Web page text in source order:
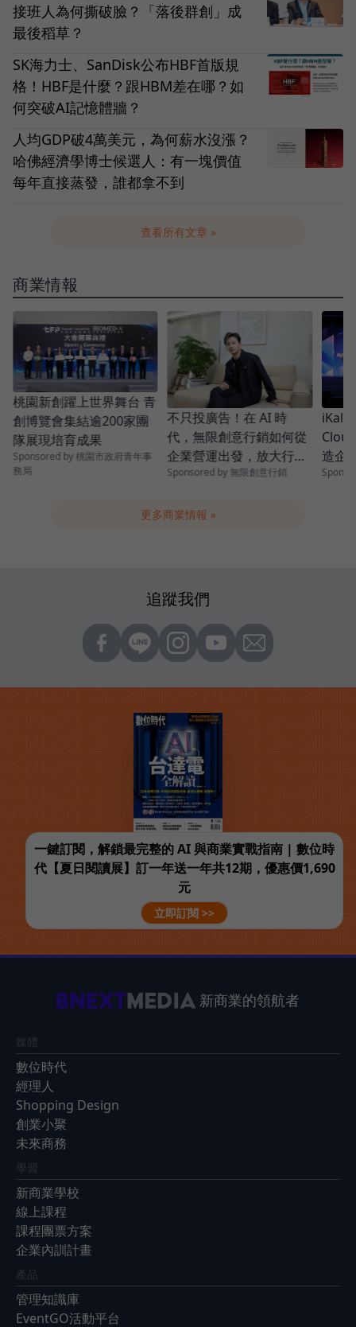
接班人為何撕破臉？「落後群創」成
最後稻草？
SK海力士、SanDisk公布HBF首版規
格！HBF是什麼？跟HBM差在哪？如
何突破AI記憶體牆？
人均GDP破4萬美元，為何薪水沒漲？
哈佛經濟學博士候選人：有一塊價值
每年直接蒸發，誰都拿不到
查看所有文章 »
商業情報
桃園新創躍上世界舞台 青
創博覽會集結逾200家團
隊展現培育成果
Sponsored by 桃園市政府青年事
務局
不只投廣告！在 AI 時
代，無限創意行銷如何從
企業營運出發，放大行銷
成效？
Sponsored by 無限創意行銷
iKala
造企
更多商業情報 »
追蹤我們
一鍵訂閱，解鎖最完整的 AI 與商業實戰指南 | 數位時
代【夏日閱讀展】訂一年送一年共12期，優惠價1,690
元
立即訂閱 >>
新商業的領航者
媒體
數位時代
經理人
Shopping Design
創業小聚
未來商務
學習
新商業學校
線上課程
課程團票方案
企業內訓計畫
產品
管理知識庫
EventGO活動平台